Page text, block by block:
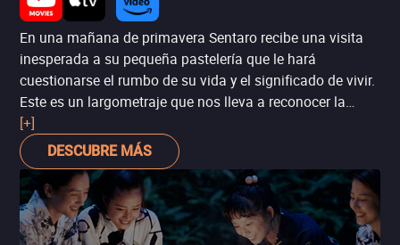
En una mañana de primavera Sentaro recibe una visita
inesperada a su pequeña pastelería que le hará
cuestionarse el rumbo de su vida y el significado de vivir.
Este es un largometraje que nos lleva a reconocer la
importancia de pertenecer a la sociedad, anhelar un bien
común. Ganas de vivir en esta obra de la directora Naomi
Kawase, que una vez más parece encontrarse en
búsqueda de su propia identidad.
[+]
DESCUBRE MÁS